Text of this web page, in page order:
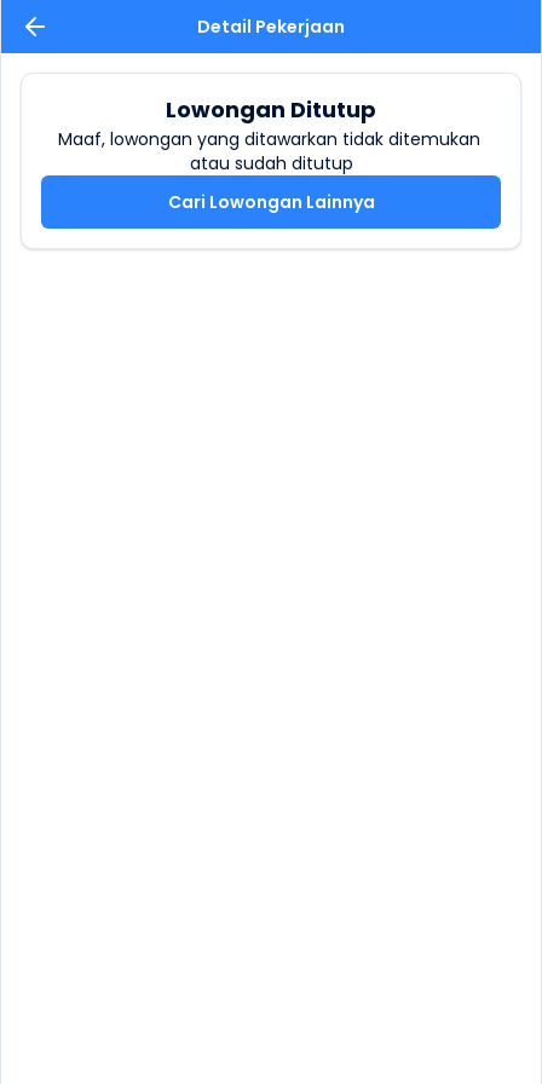
Detail Pekerjaan
Lowongan Ditutup
Maaf, lowongan yang ditawarkan tidak ditemukan
atau sudah ditutup
Cari Lowongan Lainnya